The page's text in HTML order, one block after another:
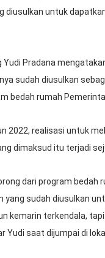
diusulkan untuk
Pradana
sudah diusulkan
bedah rumah
2022, realisasi untuk
dimaksud itu terjadi
dari program bedah
yang sudah diusulkan
kemarin terkendala,
Yudi saat dijumpai di